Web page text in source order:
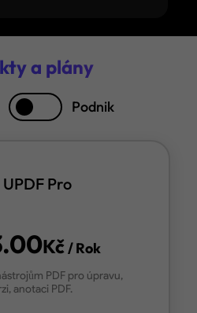
a plány
Podnik
UPDF Pro
Kč/ Rok
PDF pro úpravu,
anotaci PDF.